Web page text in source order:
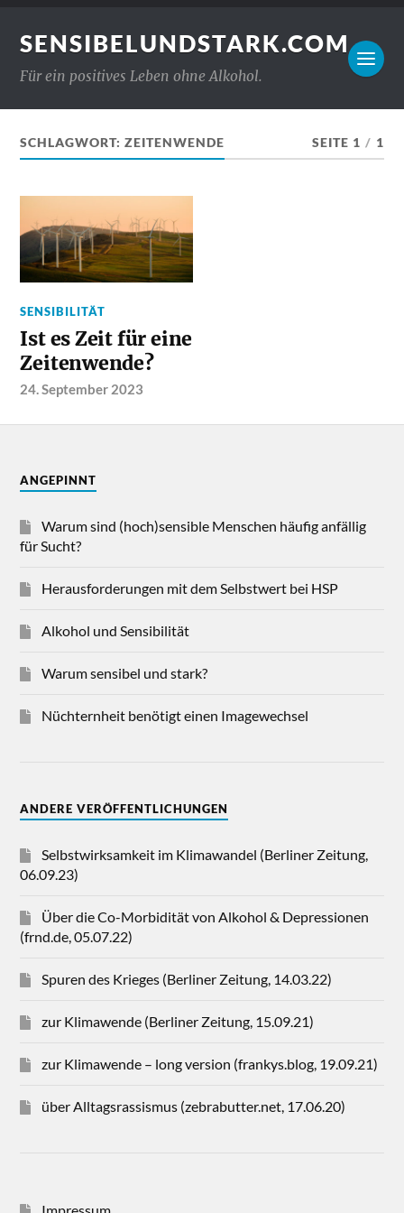
SENSIBELUNDSTARK.COM
Für ein positives Leben ohne Alkohol.
SCHLAGWORT:ZEITENWENDE SEITE 1 / 1
SENSIBILITÄT
Ist es Zeit für eine
Zeitenwende?
24. September 2023
ANGEPINNT
Warum sind (hoch)sensible Menschen häufig anfällig
für Sucht?
Herausforderungen mit dem Selbstwert bei HSP
Alkohol und Sensibilität
Warum sensibel und stark?
Nüchternheit benötigt einen Imagewechsel
ANDERE VERÖFFENTLICHUNGEN
Selbstwirksamkeit im Klimawandel (Berliner Zeitung,
06.09.23)
Über die Co-Morbidität von Alkohol & Depressionen
(frnd.de, 05.07.22)
Spuren des Krieges (Berliner Zeitung, 14.03.22)
zur Klimawende (Berliner Zeitung, 15.09.21)
zur Klimawende – long version (frankys.blog, 19.09.21)
über Alltagsrassismus (zebrabutter.net, 17.06.20)